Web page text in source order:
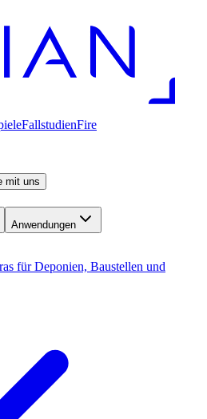
FallstudienFire
mit uns
Anwendungen
für Deponien, Baustellen und